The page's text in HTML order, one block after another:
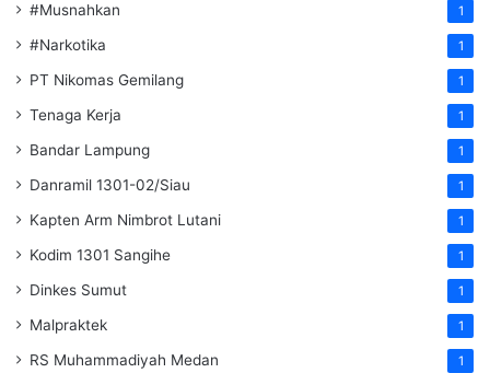
#Musnahkan 1
#Narkotika 1
PT Nikomas Gemilang 1
Tenaga Kerja 1
Bandar Lampung 1
Danramil 1301-02/Siau 1
Kapten Arm Nimbrot Lutani 1
Kodim 1301 Sangihe 1
Dinkes Sumut 1
Malpraktek 1
RS Muhammadiyah Medan 1